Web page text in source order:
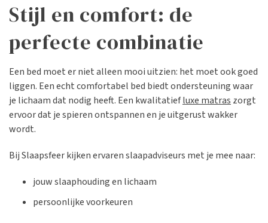
Stijl en comfort: de
perfecte combinatie
Een bed moet er niet alleen mooi uitzien: het moet ook goed
liggen. Een echt comfortabel bed biedt ondersteuning waar
je lichaam dat nodig heeft. Een kwalitatiefluxe matras zorgt
ervoor dat je spieren ontspannen en je uitgerust wakker
wordt.
Bij Slaapsfeer kijken ervaren slaapadviseurs met je mee naar:
jouw slaaphouding en lichaam
persoonlijke voorkeuren